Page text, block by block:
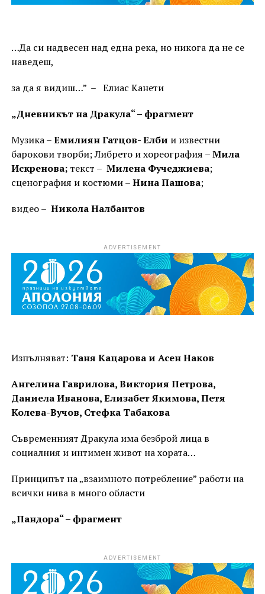
…Да си надвесен над една река, но никога да не се
наведеш,
за да я видиш…” – Елиас Канети
„Дневникът на Дракула“ – фрагмент
Музика –Емилиян Гатцов- Елби и известни
барокови творби; Либрето и хореография –Мила
Искренова; текст – Милена Фучеджиева;
сценография и костюми –Нина Пашова;
видео – Никола Налбантов
ADVERTISEMENT
Изпълняват: Таня Кацарова и Асен Наков
Ангелина Гаврилова, Виктория Петрова,
Даниела Иванова, Елизабет Якимова, Петя
Колева-Вучов, Стефка Табакова
Съвременният Дракула има безброй лица в
социалния и интимен живот на хората…
Принципът на „взаимното потребление” работи на
всички нива в много области
„Пандора“ – фрагмент
ADVERTISEMENT